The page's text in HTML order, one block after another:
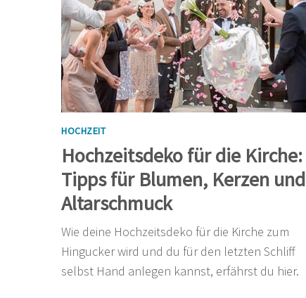
HOCHZEIT
Hochzeitsdeko für die Kirche:
Tipps für Blumen, Kerzen und
Altarschmuck
Wie deine Hochzeitsdeko für die Kirche zum
Hingucker wird und du für den letzten Schliff
selbst Hand anlegen kannst, erfährst du hier.